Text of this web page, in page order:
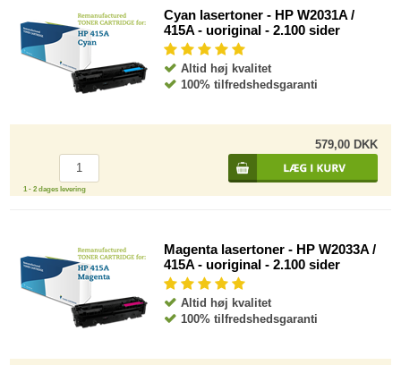
Cyan lasertoner - HP W2031A /
415A - uoriginal - 2.100 sider
Altid høj kvalitet
100% tilfredshedsgaranti
579,00 DKK
1 - 2 dages levering
Magenta lasertoner - HP W2033A /
415A - uoriginal - 2.100 sider
Altid høj kvalitet
100% tilfredshedsgaranti